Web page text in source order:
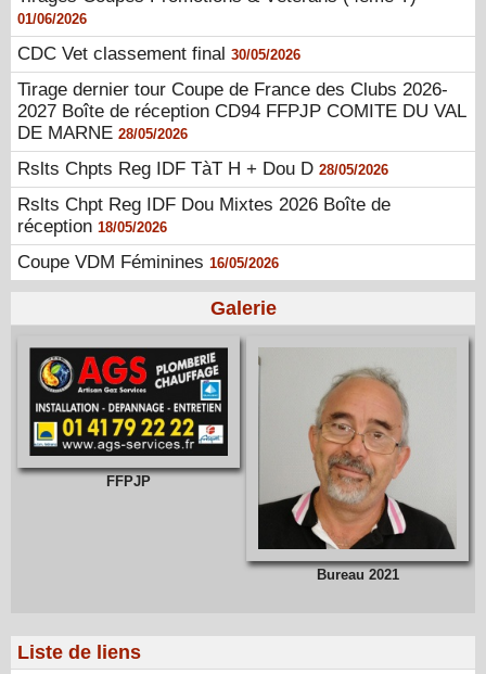
01/06/2026
CDC Vet classement final 30/05/2026
Tirage dernier tour Coupe de France des Clubs 2026-
2027 Boîte de réception CD94 FFPJP COMITE DU VAL
DE MARNE 28/05/2026
Rslts Chpts Reg IDF TàT H + Dou D 28/05/2026
Rslts Chpt Reg IDF Dou Mixtes 2026 Boîte de
réception 18/05/2026
Coupe VDM Féminines 16/05/2026
Galerie
FFPJP
Bureau 2021
Liste de liens